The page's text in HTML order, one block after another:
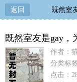
返回 既然室
既然室友是gay
作者：
分类标
点击：